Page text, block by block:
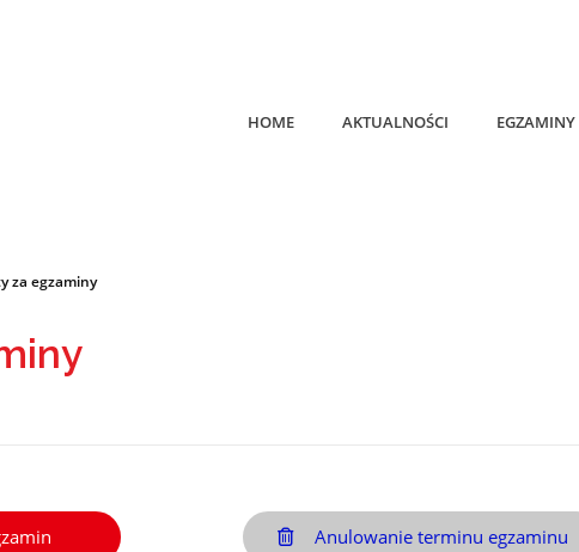
HOME AKTUALNOŚCI EGZAMINY
za egzaminy
Anulowanie terminu egzaminu